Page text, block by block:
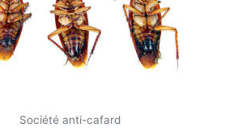
Société anti-cafard